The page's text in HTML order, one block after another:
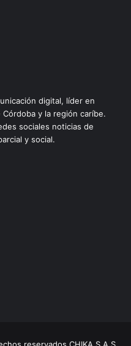
digital, líder en
y la región caríbe.
sociales noticias de
y social.